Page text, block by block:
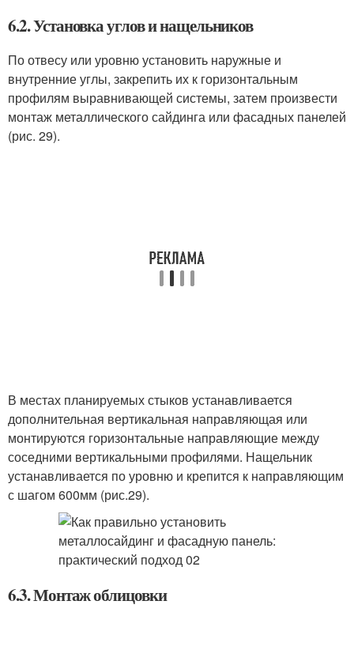
6.2. Установка углов и нащельников
По отвесу или уровню установить наружные и
внутренние углы, закрепить их к горизонтальным
профилям выравнивающей системы, затем произвести
монтаж металлического сайдинга или фасадных панелей
(рис. 29).
В местах планируемых стыков устанавливается
дополнительная вертикальная направляющая или
монтируются горизонтальные направляющие между
соседними вертикальными профилями. Нащельник
устанавливается по уровню и крепится к направляющим
с шагом 600мм (рис.29).
6.3. Монтаж облицовки